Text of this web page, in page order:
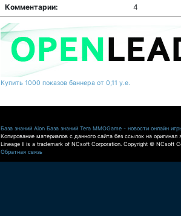
Комментарии:
4
Купить 1000 показов баннера от 0,11 у.е.
База знаний Aion База знаний Tera MMOGame - новости онлайн
Копирование материалов с данного сайта без ссылок на оригинал
Lineage II is a trademark of NCsoft Corporation. Copyright © NCsoft
Обратная связь